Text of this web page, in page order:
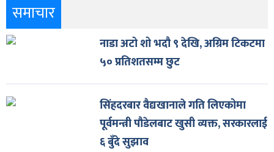
समाचार
नाडा अटो शो भदौ ९ देखि, अग्रिम टिकटमा
५० प्रतिशतसम्म छुट
सिंहदरबार वैद्यखानाले गति लिएकोमा
पूर्वमन्त्री पौडेलबाट खुसी व्यक्त, सरकारलाई
६ बुँदे सुझाव